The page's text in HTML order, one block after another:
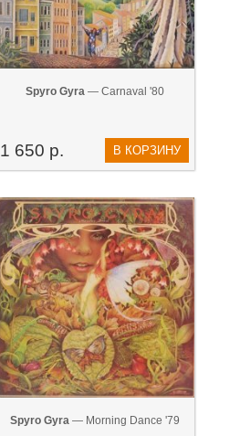
Spyro Gyra— Carnaval '80
1 650 р. В КОРЗИНУ
Spyro Gyra— Morning Dance '79